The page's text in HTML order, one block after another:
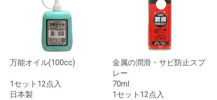
万能オイル(100cc)
1セット12点入
日本製
金属の潤滑・サビ防止スプ
レー
70ml
1セット12点入